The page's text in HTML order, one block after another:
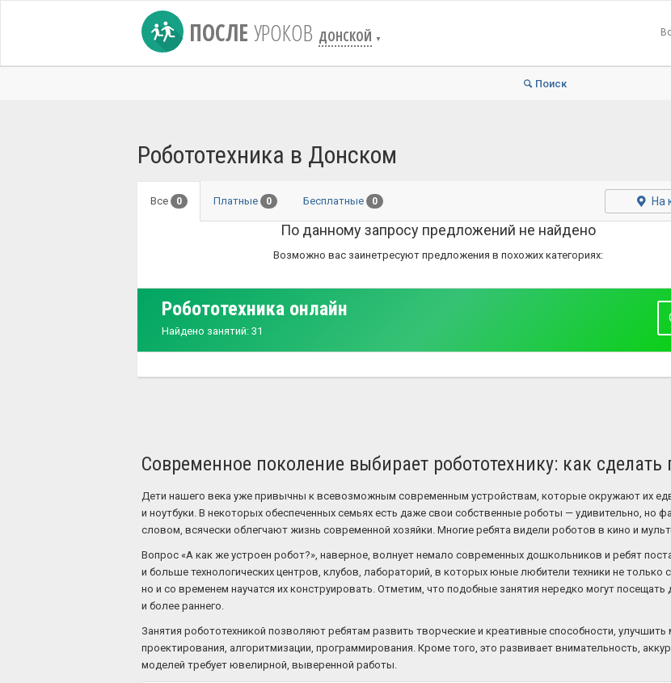
ПОСЛЕ УРОКОВ ДОНСКОЙ ▼
Поиск
Робототехника в Донском
Все 0 Платные 0 Бесплатные 0 На
По данному запросу предложений не найдено
Возможно вас заинетресуют предложения в похожих категориях:
Робототехника онлайн
Найдено занятий: 31
Современное поколение выбирает робототехнику: как
Дети нашего века уже привычны к всевозможным современным устройствам, которые окружают их
и ноутбуки. В некоторых обеспеченных семьях есть даже свои собственные роботы — удивительно, но
словом, всячески облегчают жизнь современной хозяйки. Многие ребята видели роботов в кино и
Вопрос «А как же устроен робот?», наверное, волнует немало современных дошкольников и ребят
и больше технологических центров, клубов, лабораторий, в которых юные любители техники не только
но и со временем научатся их конструировать. Отметим, что подобные занятия нередко могут
и более раннего.
Занятия робототехникой позволяют ребятам развить творческие и креативные способности,
проектирования, алгоритмизации, программирования. Кроме того, это развивает внимательность,
моделей требует ювелирной, выверенной работы.